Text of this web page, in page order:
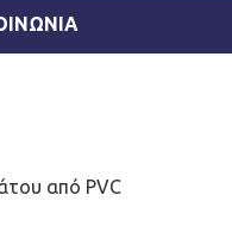
από PVC